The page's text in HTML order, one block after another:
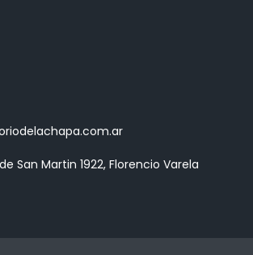
San Martin 1922, Florencio Varela